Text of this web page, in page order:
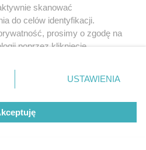
skanować
do celów identyfikacji.
prosimy o zgodę na
poprzez kliknięcie
ustawień prywatności
rogu strony
nie wymagają zgody
sprzeciwić się takiemu
będą miały zastosowanie tylko
USTAWIENIA